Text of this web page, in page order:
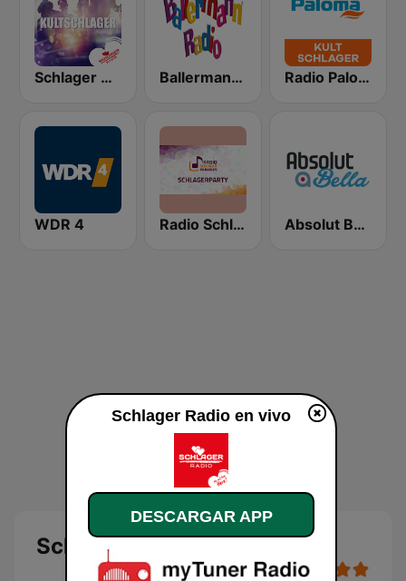
Schlager Radio - Kult-Schlager Ballermann Radio Radio Paloma Kultschlager
WDR 4 Radio Schlagerparadies - Schlagerparty Absolut Bella
Schlager Radio
Schlager Radio en vivo
DESCARGAR APP